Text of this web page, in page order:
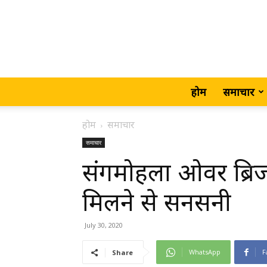
होम समाचार
होम समाचार
समाचार
संगमोहला ओवर
मिलने से सनसनी
July 30, 2020
Share WhatsApp